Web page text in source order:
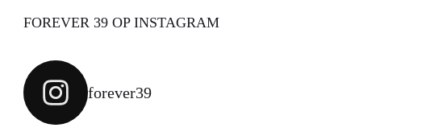
FOREVER 39 OP INSTAGRAM
forever39